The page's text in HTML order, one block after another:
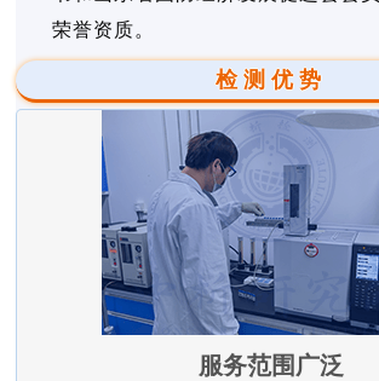
荣誉资质。
检测优势
服务范围广泛